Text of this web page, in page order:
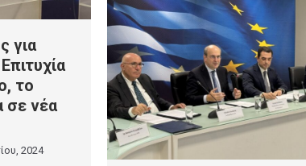
για
το
σε νέα
2024